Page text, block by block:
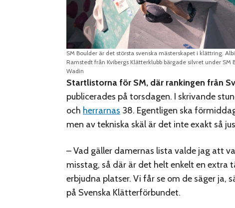
SM Boulder är det största svenska mästerskapet i klättring.
Ramstedt från Kvibergs Klätterklubb bärgade silvret under
Wadin
Startlistorna för SM, där rankingen från
publicerades på torsdagen. I skrivande
och herrarnas 38. Egentligen ska
men av tekniska skäl är det inte exakt så
– Vad gäller damernas lista valde jag att
misstag, så där är det helt enkelt en extra
erbjudna platser. Vi får se om de säger ja,
på Svenska Klätterförbundet.